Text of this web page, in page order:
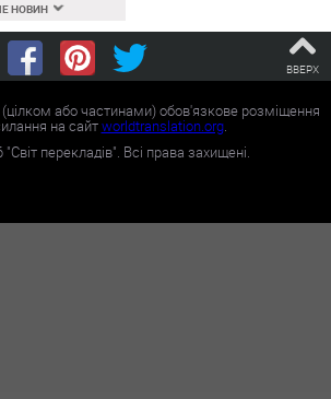
НОВИН
ВВЕРХ
(цілком або частинами) обов'язкове розміщення
на сайтworldtranslation.org.
"Світ перекладів". Всі права захищені.